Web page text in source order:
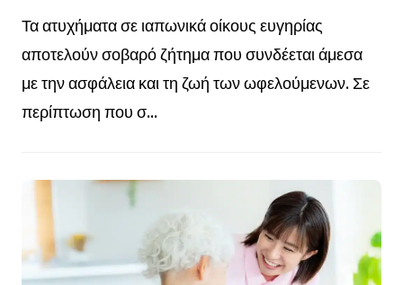
Τα ατυχήματα σε ιαπωνικά οίκους ευγηρίας
αποτελούν σοβαρό ζήτημα που συνδέεται άμεσα
με την ασφάλεια και τη ζωή των ωφελούμενων. Σε
περίπτωση που σ...